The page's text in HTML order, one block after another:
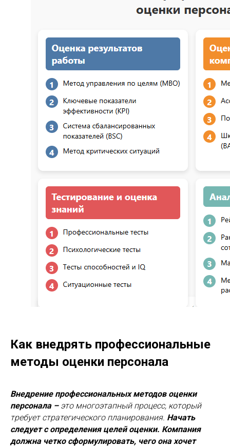
Как внедрять профессиональные
методы оценки персонала
Внедрение профессиональных методов оценки
персонала – это многоэтапный процесс, который
требует стратегического планирования. Начать
следует с определения целей оценки. Компания
должна четко сформулировать, чего она хочет